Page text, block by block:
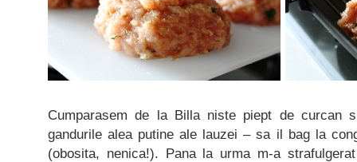
Cumparasem de la Billa niste piept de curcan
gandurile alea putine ale lauzei – sa il bag la
(obosita, nenica!). Pana la urma m-a